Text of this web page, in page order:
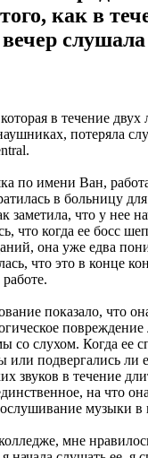
как в
в течение
потеряла
по имени Ван,
в больницу
заметила, что у нее
что когда ее босс
она уже едва
что это в конце
показало, что
повреждение
со слухом. Когда ее
или подвергались ли
звуков в течение
на что
музыки в
мне